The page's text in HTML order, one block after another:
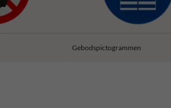
Gebodspictogrammen